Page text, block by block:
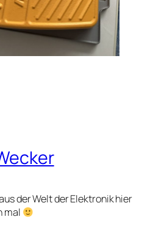
der Welt der Elektronik hier
mal